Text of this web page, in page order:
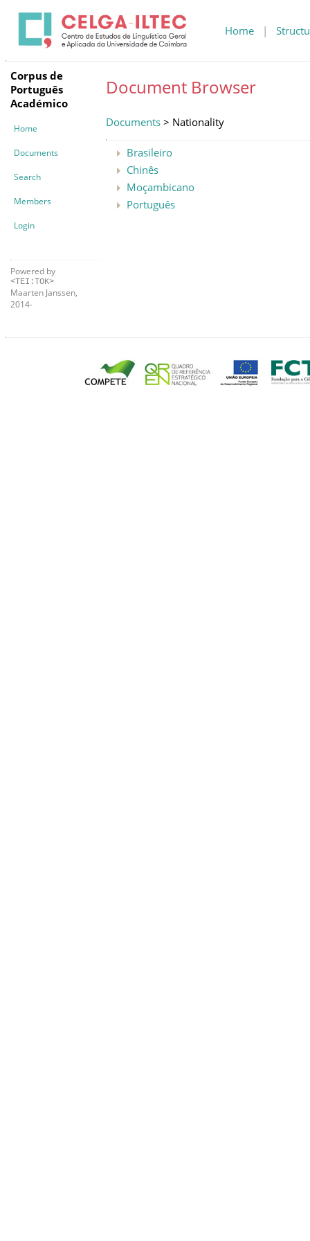
Home |
Corpus de
Português
Académico
Home
Documents
Search
Members
Login
Powered by
<TEI:TOK>
Maarten Janssen,
2014-
Document Browser
Documents > Nationality
Brasileiro
Chinês
Moçambicano
Português